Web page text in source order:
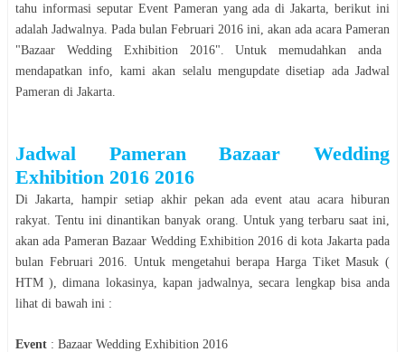
tahu informasi seputar Event Pameran yang ada diJakarta , berikut ini
adalah Jadwalnya. Pada bulan Februari 2016 ini, akan ada acara Pameran
"Bazaar Wedding Exhibition 2016". Untuk memudahkan anda
mendapatkan info, kami akan selalu mengupdate disetiap ada Jadwal
Pameran di Jakarta
Jadwal Pameran
Bazaar Wedding
Exhibition 2016 2016
Di Jakarta, hampir setiap akhir pekan ada event atau acara hiburan
rakyat. Tentu ini dinantikan banyak orang. Untuk yang terbaru saat ini,
akan ada Pameran Bazaar Wedding Exhibition 2016 di kota Jakartapada
bulan Februari 2016 . Untuk mengetahui berapa Harga Tiket Masuk (
HTM ), dimana lokasinya, kapan jadwalnya, secara lengkap bisa anda
lihat di bawah ini :
Event : Bazaar Wedding Exhibition 2016